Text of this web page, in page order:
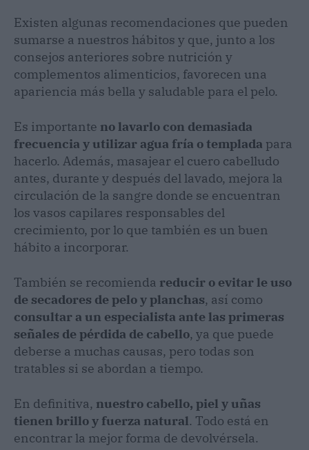
Existen algunas recomendaciones que pueden
sumarse a nuestros hábitos y que, junto a los
consejos anteriores sobre nutrición y
complementos alimenticios, favorecen una
apariencia más bella y saludable para el pelo.
Es importante no lavarlo con demasiada
frecuencia y utilizar agua fría o templada para
hacerlo. Además, masajear el cuero cabelludo
antes, durante y después del lavado, mejora la
circulación de la sangre donde se encuentran
los vasos capilares responsables del
crecimiento, por lo que también es un buen
hábito a incorporar.
También se recomienda reducir o evitar le uso
de secadores de pelo y planchas, así como
consultar a un especialista ante las primeras
señales de pérdida de cabello, ya que puede
deberse a muchas causas, pero todas son
tratables si se abordan a tiempo.
En definitiva, nuestro cabello, piel y uñas
tienen brillo y fuerza natural. Todo está en
encontrar la mejor forma de devolvérsela.